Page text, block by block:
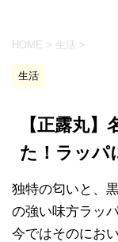
HOME > 生活 >
生活
【正露丸
た！ラッパ
独特の匂いと、
の強い味方ラッ
今ではそのにお